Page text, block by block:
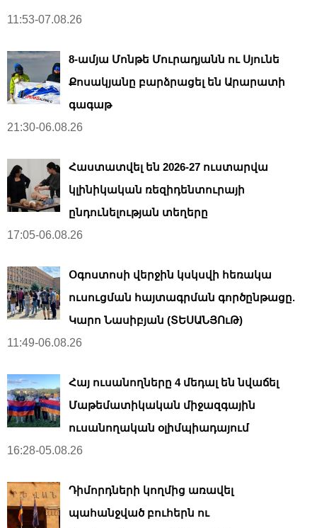
11:53-07.08.26
8-ամյա Մոնթե Մուրադյանն ու Սյունե
Քոսակյանը բարձրացել են Արարատի
գագաթ
21:30-06.08.26
Հաստատվել են 2026-27 ուստարվա
կլինիկական ռեզիդենտուրայի
ընդունելության տեղերը
17:05-06.08.26
Օգոստոսի վերջին կսկսվի հեռակա
ուսուցման հայտագրման գործընթացը.
Կարո Նասիբյան (ՏԵՍԱՆՅՈւԹ)
11:49-06.08.26
Հայ ուսանողները 4 մեդալ են նվաճել
Մաթեմատիկական միջազգային
ուսանողական օլիմպիադայում
16:28-05.08.26
Դիմորդների կողմից առավել
պահանջված բուհերն ու